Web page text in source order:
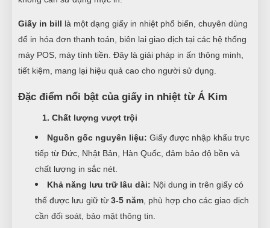
Giấy in bill là một dạng giấy in nhiệt phổ biến, chuyên dùng
để in hóa đơn thanh toán, biên lai giao dịch tại các hệ thống
máy POS, máy tính tiền. Đây là giải pháp in ấn thông minh,
tiết kiệm, mang lại hiệu quả cao cho người sử dụng.
Đặc điểm nổi bật của giấy in nhiệt từ Á Kim
1. Chất lượng vượt trội
Nguồn gốc nguyên liệu: Giấy được nhập khẩu trực
tiếp từ Đức, Nhật Bản, Hàn Quốc, đảm bảo độ bền và
chất lượng in sắc nét.
Khả năng lưu trữ lâu dài: Nội dung in trên giấy có
thể được lưu giữ từ 3-5 năm , phù hợp cho các giao dịch
cần đối soát, bảo mật thông tin.